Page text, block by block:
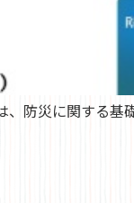
防災に関する基